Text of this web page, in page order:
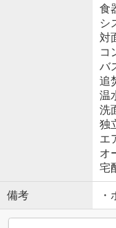
食
シ
対
コ
バ
追
温
洗
独
エ
オ
宅
備考